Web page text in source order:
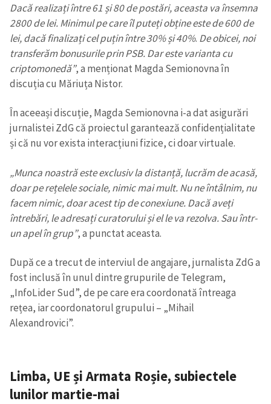
Dacă realizați între 61 și 80 de postări, aceasta va însemna
2800 de lei. Minimul pe care îl puteți obține este de 600 de
lei, dacă finalizați cel puțin între 30% și 40%. De obicei, noi
transferăm bonusurile prin PSB. Dar este varianta cu
criptomonedă”, a menționat Magda Semionovna în
discuția cu Măriuța Nistor.
În aceeași discuție, Magda Semionovna i-a dat asigurări
jurnalistei ZdG că proiectul garantează confidențialitate
și că nu vor exista interacțiuni fizice, ci doar virtuale.
„Munca noastră este exclusiv la distanță, lucrăm de acasă,
doar pe rețelele sociale, nimic mai mult.Nu ne întâlnim, nu
facem nimic, doar acest tip de conexiune. Dacă aveți
întrebări, le adresați curatorului și el le va rezolva. Sau într-
un apel în grup”, a punctat aceasta.
După ce a trecut de interviul de angajare, jurnalista ZdG a
fost inclusă în unul dintre grupurile de Telegram,
„InfoLider Sud”, de pe care era coordonată întreaga
rețea, iar coordonatorul grupului – „Mihail
Alexandrovici”.
Limba, UE și Armata Roșie, subiectele
lunilor martie-mai